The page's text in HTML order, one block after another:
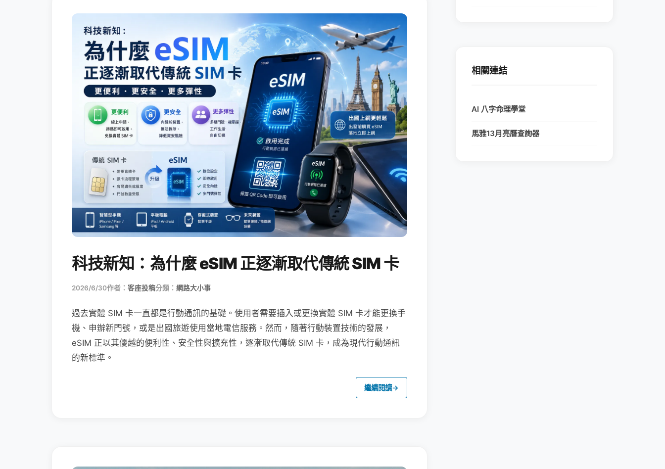
科技新知：為什麼 eSIM 正逐漸取代傳統 SIM 卡
2026/6/30作者： 客座投稿分類： 網路大小事
過去實體 SIM 卡一直都是行動通訊的基礎。使用者需要插入或更換實體 SIM 卡才能更換手
機、申辦新門號，或是出國旅遊使用當地電信服務。然而，隨著行動裝置技術的發展，
eSIM 正以其優越的便利性、安全性與擴充性，逐漸取代傳統 SIM 卡，成為現代行動通訊
的新標準。
繼續閱讀→
相關連結
AI 八字命理學堂
馬雅13月亮曆查詢器